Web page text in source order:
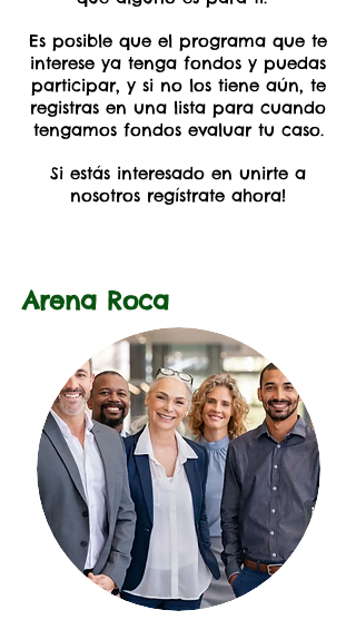
Es posible que el programa que te
interese ya tenga fondos y puedas
participar, y si no los tiene aún, te
registras en una lista para cuando
tengamos fondos evaluar tu caso.
Si estás interesado en unirte a
nosotros regístrate ahora!
Arena Roca